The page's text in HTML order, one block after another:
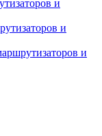
и
и
и